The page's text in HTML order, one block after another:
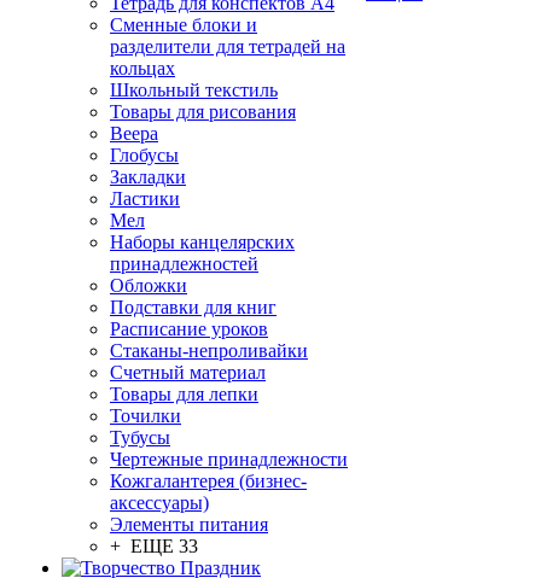
Сменные блоки и
разделители для тетрадей на
кольцах
Школьный текстиль
Товары для рисования
Веера
Глобусы
Закладки
Ластики
Мел
Наборы канцелярских
принадлежностей
Обложки
Подставки для книг
Расписание уроков
Стаканы-непроливайки
Счетный материал
Товары для лепки
Точилки
Тубусы
Чертежные принадлежности
Кожгалантерея (бизнес-
аксессуары)
Элементы питания
+ ЕЩЕ 33